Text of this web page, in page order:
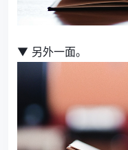
▼ 另外一面。